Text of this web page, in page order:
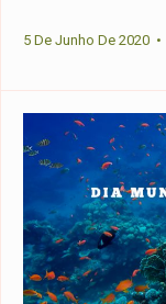
5 De Junho De 2020 •